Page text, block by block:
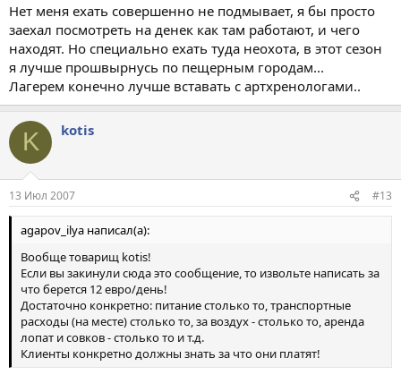
Нет меня ехать совершенно не подмывает, я бы просто
заехал посмотреть на денек как там работают, и чего
находят. Но специально ехать туда неохота, в этот сезон
я лучше прошвырнусь по пещерным городам...
Лагерем конечно лучше вставать с артхренологами..
K kotis
13 Июл 2007 #13
agapov_ilya написал(а):
Вообще товарищ kotis!
Если вы закинули сюда это сообщение, то извольте написать за
что берется 12 евро/день!
Достаточно конкретно: питание столько то, транспортные
расходы (на месте) столько то, за воздух - столько то, аренда
лопат и совков - столько то и т.д.
Клиенты конкретно должны знать за что они платят!